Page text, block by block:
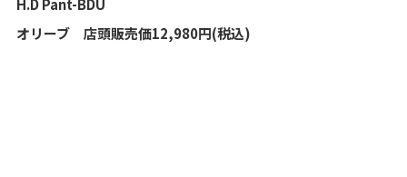
H.D Pant-BDU
オリーブ 店頭販売価12,980円(税込)